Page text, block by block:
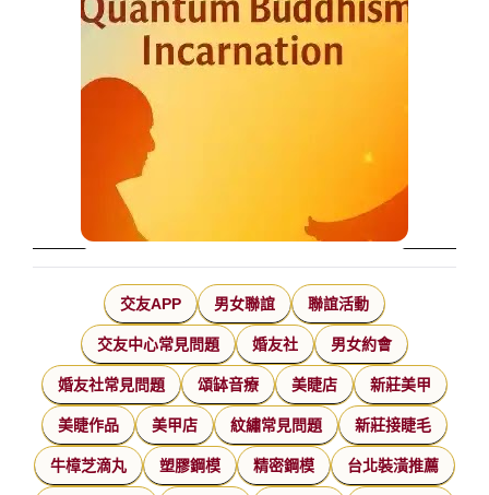
交友APP 男女聯誼 聯誼活動
交友中心常見問題 婚友社 男女約會
婚友社常見問題 頌缽音療 美睫店 新莊美甲
美睫作品 美甲店 紋繡常見問題 新莊接睫毛
牛樟芝滴丸 塑膠鋼模 精密鋼模 台北裝潢推薦